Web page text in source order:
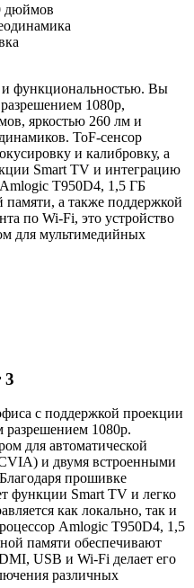
дюймов
функциональностью. Вы
1080p,
яркостью 260 лм и
ToF-сенсор
и калибровку, а
Smart TV и интеграцию
T950D4, 1,5 ГБ
а также поддержкой
по Wi-Fi, это устройство
для мультимедийных
3
с поддержкой проекции
1080p.
для автоматической
и двумя встроенными
прошивке
функции Smart TV и легко
как локально, так и
Amlogic T950D4, 1,5
памяти обеспечивают
USB и Wi-Fi делает его
различных